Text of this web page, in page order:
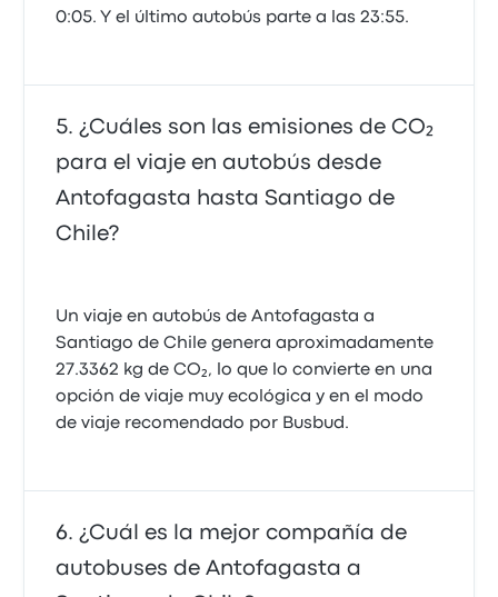
0:05. Y el último autobús parte a las 23:55.
¿Cuáles son las emisiones de CO₂
para el viaje en autobús desde
Antofagasta hasta Santiago de
Chile?
Un viaje en autobús de Antofagasta a
Santiago de Chile genera aproximadamente
27.3362 kg de CO₂, lo que lo convierte en una
opción de viaje muy ecológica y en el modo
de viaje recomendado por Busbud.
¿Cuál es la mejor compañía de
autobuses de Antofagasta a